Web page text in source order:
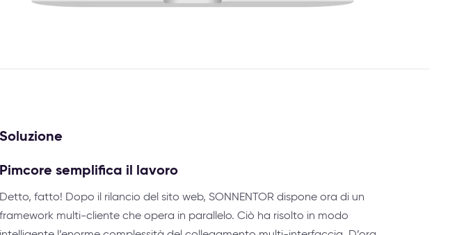
Soluzione
Pimcore semplifica il lavoro
Detto, fatto! Dopo il rilancio del sito web, SONNENTOR dispone ora di un
framework multi-cliente che opera in parallelo. Ciò ha risolto in modo